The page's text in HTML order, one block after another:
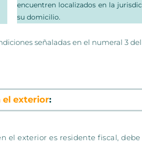
encuentren localizados en la
su domicilio.
señaladas en el numeral 3
el exterior:
el exterior es residente fiscal,